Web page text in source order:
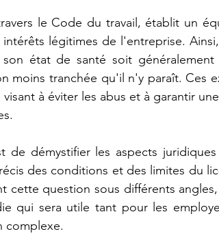
le Code du travail, établit un
intérêts légitimes de l'entreprise.
état de santé soit
moins tranchée qu'il n'y paraît. Ces
à éviter les abus et à garantir
de démystifier les aspects
des conditions et des limites du
cette question sous différents
qui sera utile tant pour les
complexe.